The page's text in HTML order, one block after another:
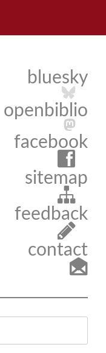
bluesky
openbiblio
facebook
sitemap
feedback
contact